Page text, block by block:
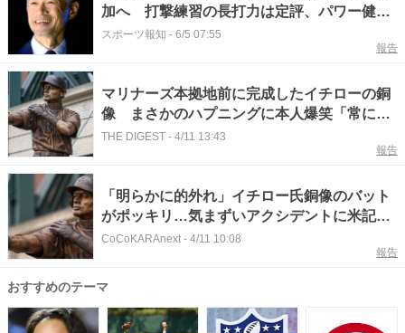
加へ 打撃練習の長打力は定評、パワー健在
は証明済み
スポーツ報知 - 6/5 07:55
報告
マリナーズ本拠地前に完成したイチローの銅
像 まさかのハプニングに本人爆笑「常に僕
には何かが足りないという戒め」
THE DIGEST - 4/11 13:43
報告
「明らかに的外れ」イチロー氏銅像のバット
がポッキリ…気まずいアクシデントに米記者
も衝撃「荘厳な瞬間となるはずだった」
CoCoKARAnext - 4/11 10:08
報告
おすすめのテーマ